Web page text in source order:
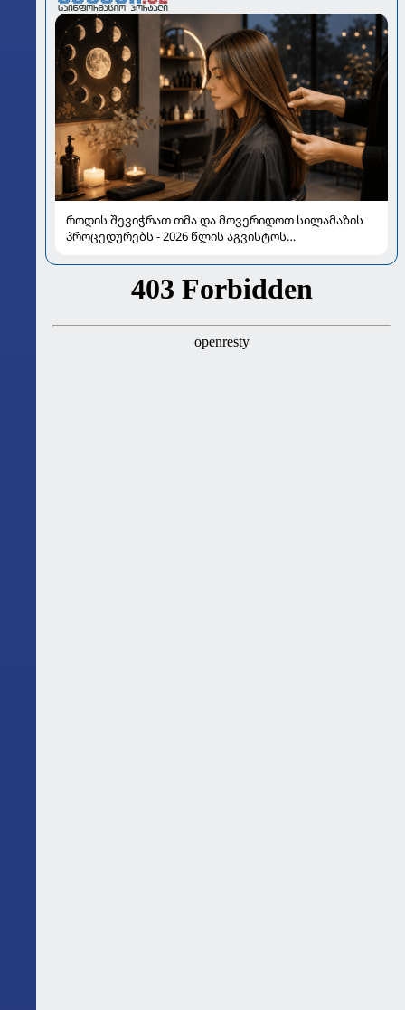
როდის შევიჭრათ თმა და მოვერიდოთ სილამაზის
პროცედურებს - 2026 წლის აგვისტოს